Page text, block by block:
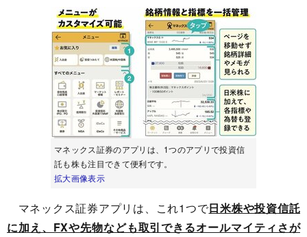
マネックス証券のアプリは、1つのアプリで投資信
託も株も注目できて便利です。
拡大画像表示
マネックス証券アプリは、これ1つで日米株や投資信託
に加え、FXや先物なども取引できるオールマイティさが